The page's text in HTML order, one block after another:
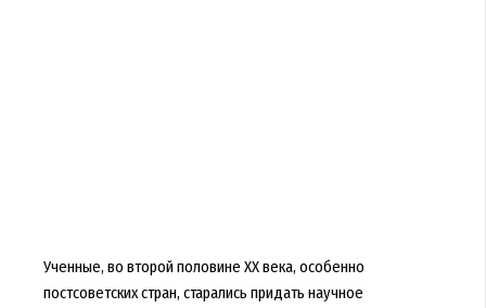
Ученные, во второй половине ХХ века, особенно
постсоветских стран, старались придать научное